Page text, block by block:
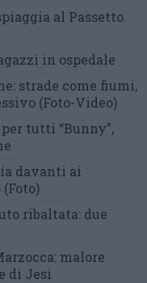
al Passetto.
in ospedale
strade come fiumi,
(Foto-Video)
per tutti “Bunny”,
davanti ai
(Foto)
ribaltata: due
malore
di Jesi